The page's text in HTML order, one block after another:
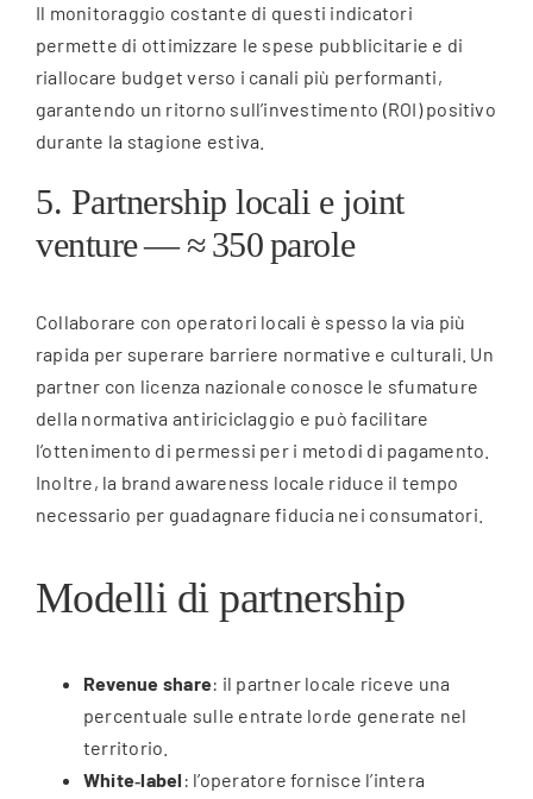
Il monitoraggio costante di questi indicatori
permette di ottimizzare le spese pubblicitarie e di
riallocare budget verso i canali più performanti,
garantendo un ritorno sull’investimento (ROI) positivo
durante la stagione estiva.
5. Partnership locali e joint
venture — ≈ 350 parole
Collaborare con operatori locali è spesso la via più
rapida per superare barriere normative e culturali. Un
partner con licenza nazionale conosce le sfumature
della normativa antiriciclaggio e può facilitare
l’ottenimento di permessi per i metodi di pagamento.
Inoltre, la brand awareness locale riduce il tempo
necessario per guadagnare fiducia nei consumatori.
Modelli di partnership
Revenue share: il partner locale riceve una
percentuale sulle entrate lorde generate nel
territorio.
White‑label : l’operatore fornisce l’intera